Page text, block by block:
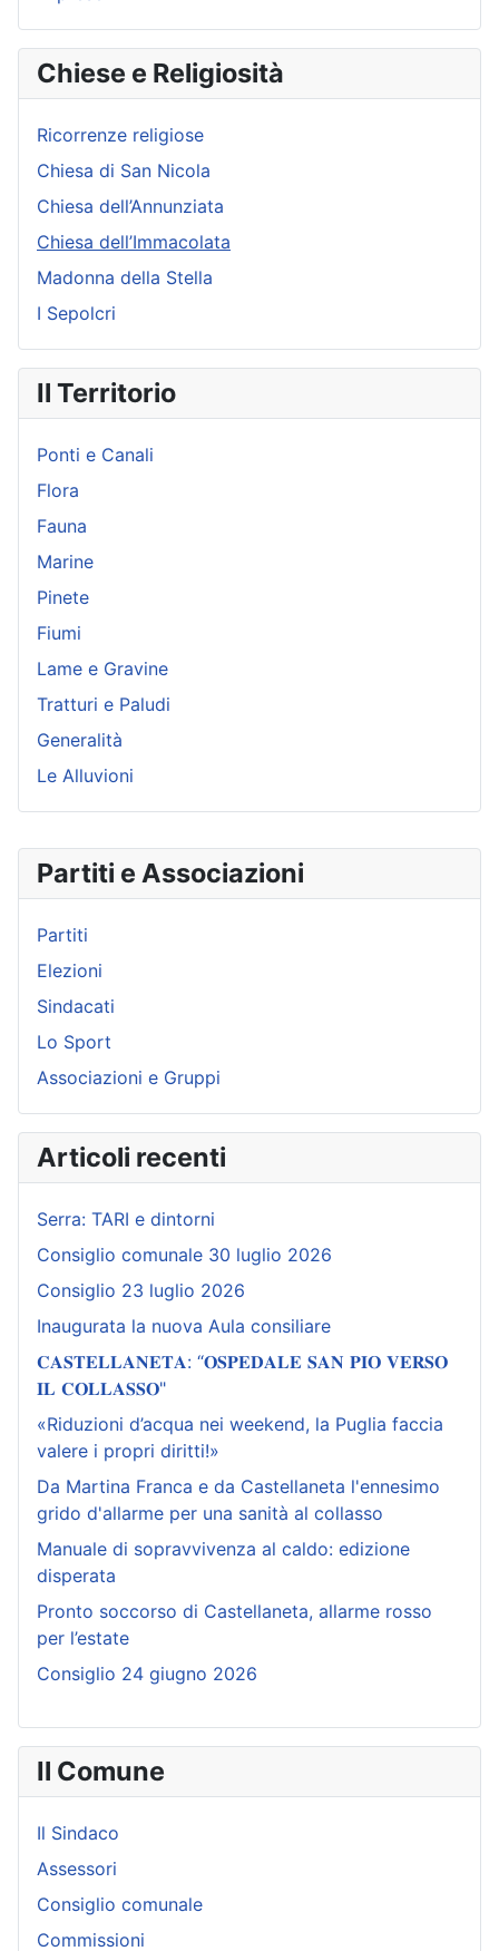
Partiti e Associazioni
Partiti
Elezioni
Sindacati
Lo Sport
Associazioni e Gruppi
Articoli recenti
Serra: TARI e dintorni
Consiglio comunale 30 luglio 2026
Consiglio 23 luglio 2026
Inaugurata la nuova Aula consiliare
𝐂𝐀𝐒𝐓𝐄𝐋𝐋𝐀𝐍𝐄𝐓𝐀: “𝐎𝐒𝐏𝐄𝐃𝐀𝐋𝐄 𝐒𝐀𝐍 𝐏𝐈𝐎 𝐕𝐄𝐑𝐒𝐎
𝐈𝐋 𝐂𝐎𝐋𝐋𝐀𝐒𝐒𝐎"
«Riduzioni d’acqua nei weekend, la Puglia faccia
valere i propri diritti!»
Da Martina Franca e da Castellaneta l'ennesimo
grido d'allarme per una sanità al collasso
Manuale di sopravvivenza al caldo: edizione
disperata
Pronto soccorso di Castellaneta, allarme rosso
per l’estate
Consiglio 24 giugno 2026
Il Comune
Il Sindaco
Assessori
Consiglio comunale
Commissioni
Chiese e Religiosità
Ricorrenze religiose
Chiesa di San Nicola
Chiesa dell’Annunziata
Chiesa dell’Immacolata
Madonna della Stella
I Sepolcri
Il Territorio
Ponti e Canali
Flora
Fauna
Marine
Pinete
Fiumi
Lame e Gravine
Tratturi e Paludi
Generalità
Le Alluvioni